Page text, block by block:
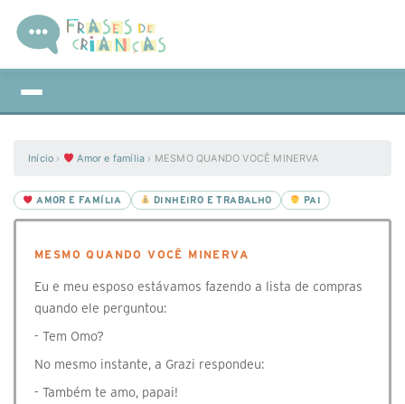
Início › Amor e família › MESMO QUANDO VOCÊ MINERVA
AMOR E FAMÍLIA DINHEIRO E TRABALHO PAI
MESMO QUANDO VOCÊ MINERVA
Eu e meu esposo estávamos fazendo a lista de compras
quando ele perguntou:
- Tem Omo?
No mesmo instante, a Grazi respondeu:
- Também te amo, papai!